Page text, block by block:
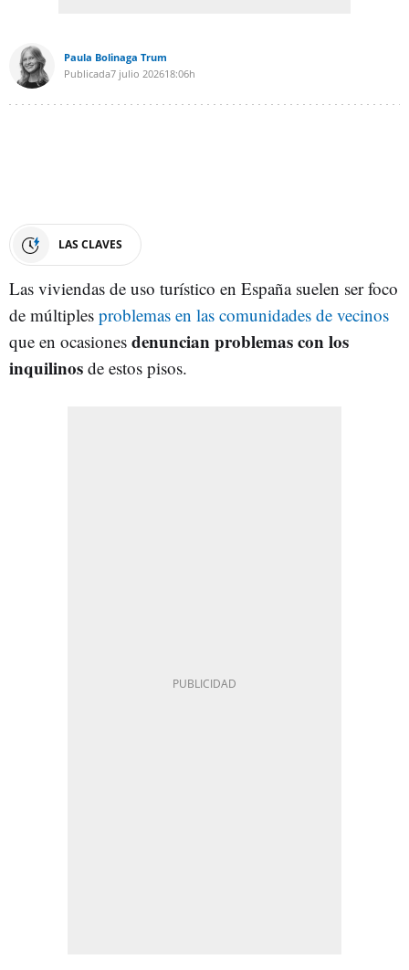
Paula Bolinaga Trum
Publicada7 julio 202618:06h
LAS CLAVES
Las viviendas de uso turístico en España suelen ser foco
de múltiples problemas en las comunidades de vecinos
que en ocasiones denuncian problemas con los
inquilinos de estos pisos.